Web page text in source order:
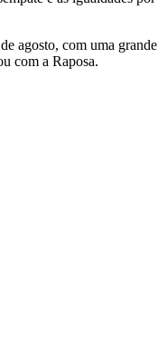
agosto, com uma
com a Raposa.